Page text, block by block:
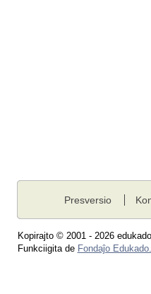
Presversio
Kopirajto © 2001 - 2026
Funkciigita de Fondaĵo